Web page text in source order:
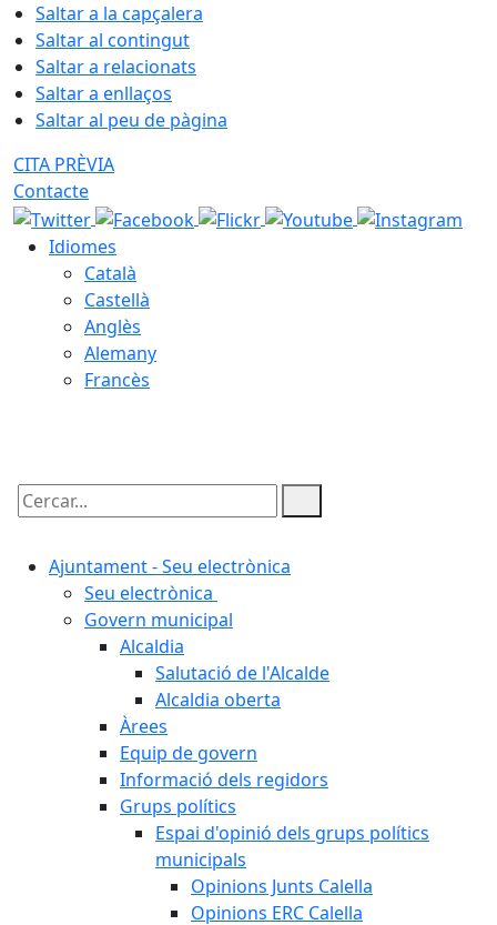
Saltar a la capçalera
Saltar al contingut
Saltar a relacionats
Saltar a enllaços
Saltar al peu de pàgina
CITA PRÈVIA
Contacte
Idiomes
Català
Castellà
Anglès
Alemany
Francès
Cercar:
Ajuntament - Seu electrònica
Seu electrònica
Govern municipal
Alcaldia
Salutació de l'Alcalde
Alcaldia oberta
Àrees
Equip de govern
Informació dels regidors
Grups polítics
Espai d'opinió dels grups polítics
municipals
Opinions Junts Calella
Opinions ERC Calella